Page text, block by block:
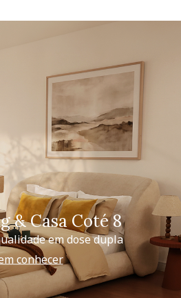
& Casa Coté 8
em dose dupla
conhecer